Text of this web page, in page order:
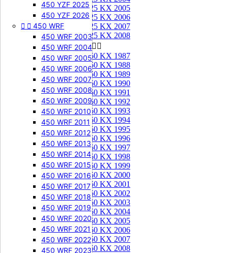
450 YZF 2025
450 YZF 2026
  450 WRF
450 WRF 2003
450 WRF 2004
450 WRF 2005
450 WRF 2006
450 WRF 2007
450 WRF 2008
450 WRF 2009
450 WRF 2010
450 WRF 2011
450 WRF 2012
450 WRF 2013
450 WRF 2014
450 WRF 2015
450 WRF 2016
450 WRF 2017
450 WRF 2018
450 WRF 2019
450 WRF 2020
450 WRF 2021
450 WRF 2022
450 WRF 2023
125 KX 2005
125 KX 2006
125 KX 2007
125 KX 2008
250 KX 
250 KX 1987
250 KX 1988
250 KX 1989
250 KX 1990
250 KX 1991
250 KX 1992
250 KX 1993
250 KX 1994
250 KX 1995
250 KX 1996
250 KX 1997
250 KX 1998
250 KX 1999
250 KX 2000
250 KX 2001
250 KX 2002
250 KX 2003
250 KX 2004
250 KX 2005
250 KX 2006
250 KX 2007
250 KX 2008